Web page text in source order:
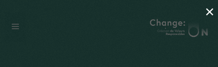
contenuMenu
×